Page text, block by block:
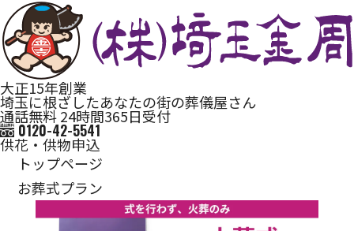
大正15年創業
埼玉に根ざしたあなたの街の葬儀屋さん
通話無料 24時間365日受付
0120-42-5541
供花・供物申込
トップページ
お葬式プラン